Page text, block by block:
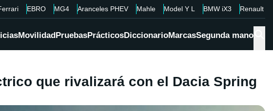
EBRO MG4 Aranceles PHEV Mahle Model Y L BMW iX3 Renault
MovilidadPruebasPrácticosDiccionarioMarcasSegunda mano
que rivalizará con el Dacia Spring